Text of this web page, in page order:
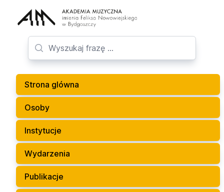
Strona glówna
Osoby
Instytucje
Wydarzenia
Publikacje